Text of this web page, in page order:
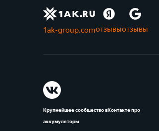
1ak-group.comотзывыотзывы
Крупнейшее сообщество вКонтакте про
аккумуляторы